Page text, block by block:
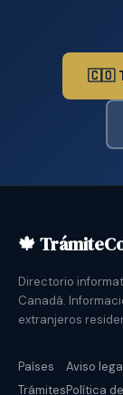
🇨🇴
🍁
Directorio
Canadá.
extranjeros
Países
Trámites
Aviso
Política